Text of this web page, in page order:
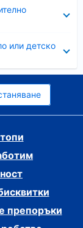
или детско
препоръки